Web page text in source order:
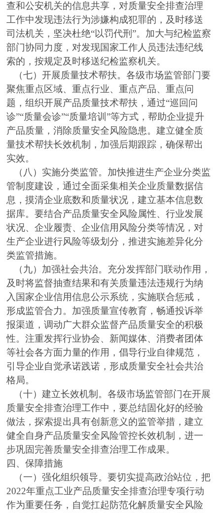
查和公安机关的信息共享，对质量安全排查治理
工作中发现违法行为涉嫌构成犯罪的，及时移送
司法机关，坚决杜绝“以罚代刑”。加大与纪检监察
部门协同力度，对发现国家工作人员违法违纪线
索的，按规定及时移送纪检监察机关。
（七）开展质量技术帮扶。各级市场监管部门要
聚焦重点区域、重点行业、重点产品、重点问
题，组织开展产品质量技术帮扶，通过“巡回问
诊”“质量会诊”“质量培训”等方式，帮助企业提升
产品质量，消除质量安全风险隐患。建立健全质
量技术帮扶长效机制，加强后期跟踪，确保帮出
实效。
（八）实施分类监管。加快推进生产企业分类监
管制度建设，通过全面采集相关企业质量数据信
息，摸清企业底数和质量状况，建立基本信息数
据库。要结合产品质量安全风险属性、行业发展
状况、企业履责、企业信用风险分类等情况，对
生产企业进行风险等级划分，推进实施差异化分
类监管措施。
（九）加强社会共治。充分发挥部门联动作用，
及时将监督抽查结果和有关质量违法违规行为纳
入国家企业信用信息公示系统，实施联合惩戒，
形成监管合力。加强质量宣传教育，畅通投诉举
报渠道，调动广大群众监督产品质量安全的积极
性。注重发挥行业协会、新闻媒体、消费者团体
等社会各方面力量的作用，倡导行业自律规范，
引导企业自觉承诺践诺，形成质量安全社会共治
格局。
（十）建立长效机制。各级市场监管部门在开展
质量安全排查治理工作中，要总结固化好的经验
做法，探索提出具有创新意义的监管举措，建立
健全自身产品质量安全风险管控长效机制，进一
步巩固完善质量安全排查治理工作成果。
四、保障措施
（一）强化组织领导。要切实提高政治站位，把
2022年重点工业产品质量安全排查治理专项行动
作为重要任务，自觉扛起防范化解质量安全风险